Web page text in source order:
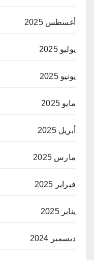
أغسطس 2025
يوليو 2025
يونيو 2025
مايو 2025
أبريل 2025
مارس 2025
فبراير 2025
يناير 2025
ديسمبر 2024